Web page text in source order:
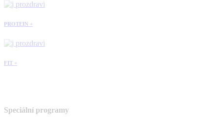
PROTEIN +
FIT +
Speciální programy